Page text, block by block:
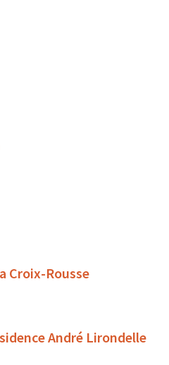
Croix-Rousse
André Lirondelle